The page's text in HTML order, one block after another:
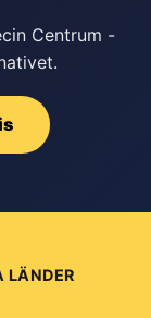
Centrum -
LÄNDER